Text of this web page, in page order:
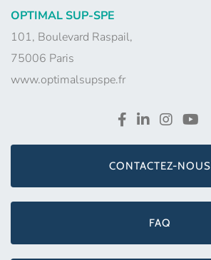
OPTIMAL SUP-SPE
101, Boulevard Raspail,
75006 Paris
www.optimalsupspe.fr
CONTACTEZ-NOUS
FAQ